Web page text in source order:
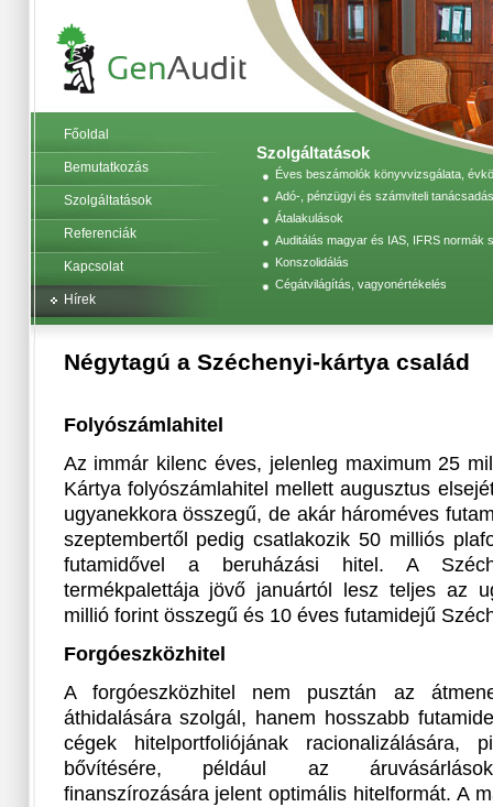
Főoldal
Bemutatkozás
Szolgáltatások
Referenciák
Kapcsolat
Hírek
Szolgáltatások
Éves beszámolók könyvvizsgálata,
Adó-, pénzügyi és számviteli
Átalakulások
Auditálás magyar és IAS, IFRS normák
Konszolidálás
Cégátvilágítás, vagyonértékelés
Négytagú a Széchenyi-kártya család
Folyószámlahitel
Az immár kilenc éves, jelenleg maximum 25
Kártya folyószámlahitel mellett augusztus
ugyanekkora összegű, de akár hároméves
szeptembertől pedig csatlakozik 50 milliós
futamidővel a beruházási hitel. A
termékpalettája jövő januártól lesz teljes az
millió forint összegű és 10 éves futamidejű
Forgóeszközhitel
A forgóeszközhitel nem pusztán az
áthidalására szolgál, hanem hosszabb
cégek hitelportfoliójának racionalizálására,
bővítésére, például az
finanszírozására jelent optimális hitelformát. A